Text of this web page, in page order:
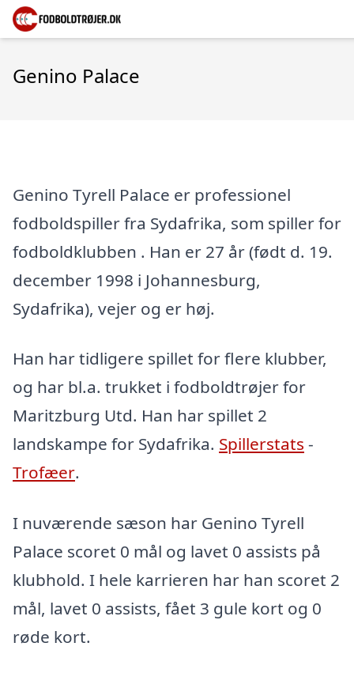
Genino Palace
Genino Tyrell Palace er professionel
fodboldspiller fra Sydafrika, som spiller for
fodboldklubben . Han er 27 år (født d. 19.
december 1998 i Johannesburg,
Sydafrika), vejer og er høj.
Han har tidligere spillet for flere klubber,
og har bl.a. trukket i fodboldtrøjer for
Maritzburg Utd. Han har spillet 2
landskampe for Sydafrika. Spillerstats -
Trofæer.
I nuværende sæson har Genino Tyrell
Palace scoret 0 mål og lavet 0 assists på
klubhold. I hele karrieren har han scoret 2
mål, lavet 0 assists, fået 3 gule kort og 0
røde kort.